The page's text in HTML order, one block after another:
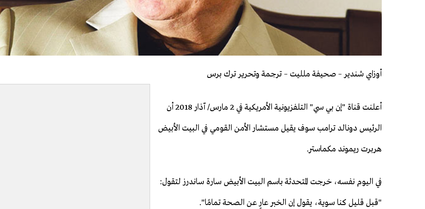
أوزاي شندير – صحيفة ملليت – ترجمة وتحرير ترك برس
أعلنت قناة "إن بي سي" التلفزيونية الأمريكية في 2 مارس/ آذار 2018 أن
الرئيس دونالد ترامب سوف يقيل مستشار الأمن القومي في البيت الأبيض
هربرت ريموند مكماستر.
في اليوم نفسه، خرجت المتحدثة باسم البيت الأبيض سارة ساندرز لتقول:
"قبل قليل كنا سوية، يقول إن الخبر عارٍ عن الصحة تمامًا".